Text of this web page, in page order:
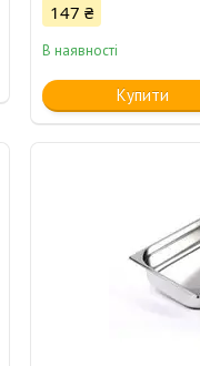
147 ₴
В наявності
Купити